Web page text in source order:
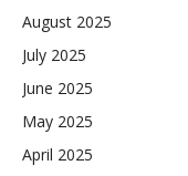
August 2025
July 2025
June 2025
May 2025
April 2025